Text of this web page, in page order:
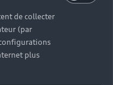
d’occasion
de collecter
(par
plus